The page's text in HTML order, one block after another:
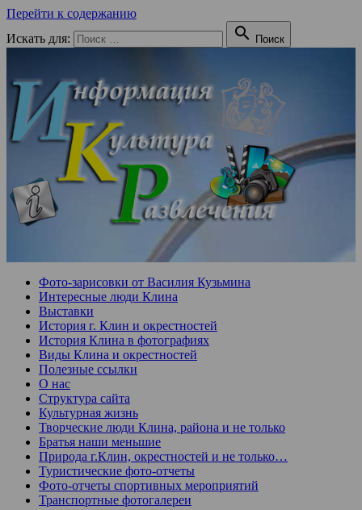
Перейти к содержанию
Искать для:
 Поиск
Фото-зарисовки от Василия Кузьмина
Интересные люди Клина
Выставки
История г. Клин и окрестностей
История Клина в фотографиях
Виды Клина и окрестностей
Полезные ссылки
О нас
Структура сайта
Культурная жизнь
Творческие люди Клина, района и не только
Братья наши меньшие
Природа г.Клин, окрестностей и не только…
Туристические фото-отчеты
Фото-отчеты спортивных мероприятий
Транспортные фотогалереи